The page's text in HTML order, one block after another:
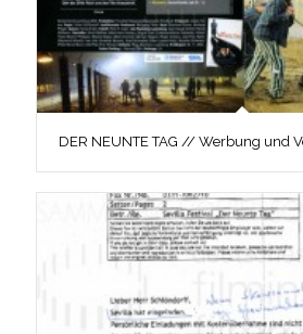
DER NEUNTE TAG // Werbung und